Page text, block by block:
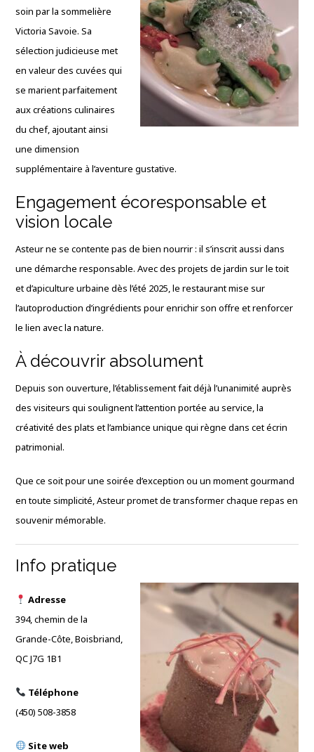
soin par la sommelière
Victoria Savoie. Sa
sélection judicieuse met
en valeur des cuvées qui
se marient parfaitement
aux créations culinaires
du chef, ajoutant ainsi
une dimension
supplémentaire à l’aventure gustative.
Engagement écoresponsable et
vision locale
Asteur ne se contente pas de bien nourrir : il s’inscrit aussi dans
une démarche responsable. Avec des projets de jardin sur le toit
et d’apiculture urbaine dès l’été 2025, le restaurant mise sur
l’autoproduction d’ingrédients pour enrichir son offre et renforcer
le lien avec la nature.
À découvrir absolument
Depuis son ouverture, l’établissement fait déjà l’unanimité auprès
des visiteurs qui soulignent l’attention portée au service, la
créativité des plats et l’ambiance unique qui règne dans cet écrin
patrimonial.
Que ce soit pour une soirée d’exception ou un moment gourmand
en toute simplicité, Asteur promet de transformer chaque repas en
souvenir mémorable.
Info pratique
Adresse
394, chemin de la
Grande-Côte, Boisbriand,
QC J7G 1B1
Téléphone
(450) 508-3858
Site web